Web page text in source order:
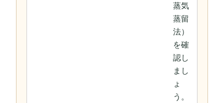
蒸気
蒸留
法）
を確
認し
まし
ょ
う。